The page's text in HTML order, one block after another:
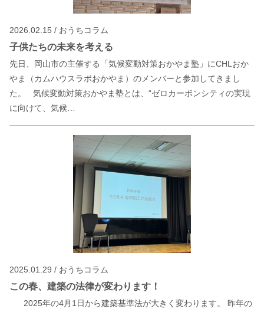
2026.02.15 / おうちコラム
子供たちの未来を考える
先日、岡山市の主催する「気候変動対策おかやま塾」にCHLおか
やま（カムハウスラボおかやま）のメンバーと参加してきまし
た。 気候変動対策おかやま塾とは、“ゼロカーボンシティの実現
に向けて、気候…
2025.01.29 / おうちコラム
この春、建築の法律が変わります！
2025年の4月1日から建築基準法が大きく変わります。 昨年の